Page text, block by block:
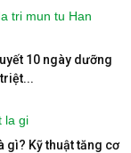
10 ngày dưỡng
gì? Kỹ thuật tăng cơ